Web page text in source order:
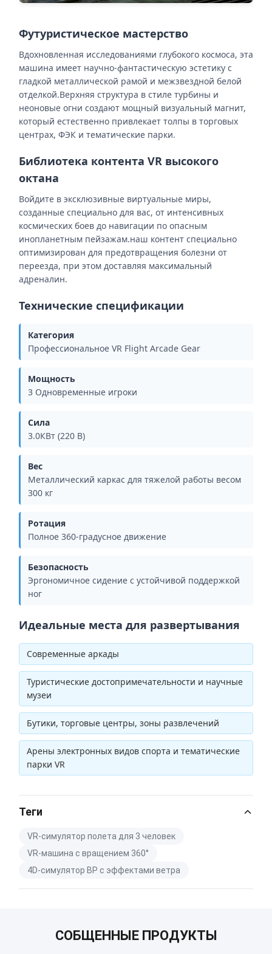
Футуристическое мастерство
Вдохновленная исследованиями глубокого космоса, эта
машина имеет научно-фантастическую эстетику с
гладкой металлической рамой и межзвездной белой
отделкой.Верхняя структура в стиле турбины и
неоновые огни создают мощный визуальный магнит,
который естественно привлекает толпы в торговых
центрах, ФЭК и тематические парки.
Библиотека контента VR высокого
октана
Войдите в эксклюзивные виртуальные миры,
созданные специально для вас, от интенсивных
космических боев до навигации по опасным
инопланетным пейзажам.наш контент специально
оптимизирован для предотвращения болезни от
переезда, при этом доставляя максимальный
адреналин.
Технические спецификации
Категория
Профессиональное VR Flight Arcade Gear
Мощность
3 Одновременные игроки
Сила
3.0КВт (220 В)
Вес
Металлический каркас для тяжелой работы весом
300 кг
Ротация
Полное 360-градусное движение
Безопасность
Эргономичное сидение с устойчивой поддержкой
ног
Идеальные места для развертывания
Современные аркады
Туристические достопримечательности и научные
музеи
Бутики, торговые центры, зоны развлечений
Арены электронных видов спорта и тематические
парки VR
Теги
VR-симулятор полета для 3 человек
VR-машина с вращением 360°
4D-симулятор ВР с эффектами ветра
СОБЩЕННЫЕ ПРОДУКТЫ